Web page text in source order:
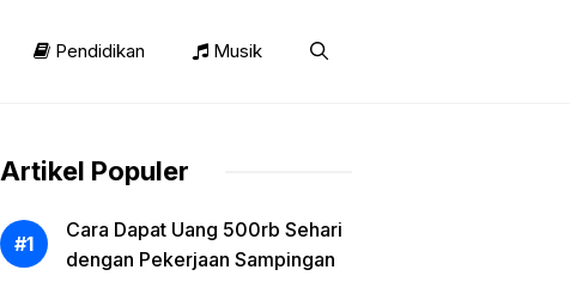
Pendidikan Musik
Artikel Populer
Cara Dapat Uang 500rb Sehari
dengan Pekerjaan Sampingan